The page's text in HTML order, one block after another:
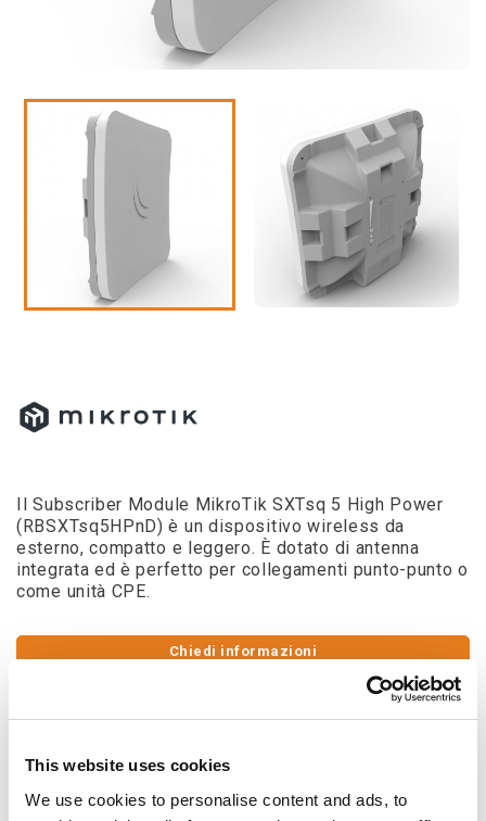
This website uses cookies
We use cookies to personalise content and ads, to
Il Subscriber Module MikroTik SXTsq 5 High Power
(RBSXTsq5HPnD) è un dispositivo wireless da
esterno, compatto e leggero. È dotato di antenna
integrata ed è perfetto per collegamenti punto-punto o
come unità CPE.
Chiedi informazioni
Download
Il Subscriber Module MikroTik SXTsq 5 High
wireless da esterno, compatto e leggero. È